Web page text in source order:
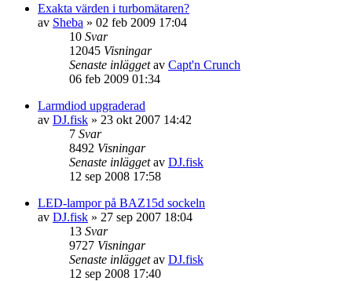
Exakta värden i turbomätaren?
av Sheba » 02 feb 2009 17:04
10 Svar
12045 Visningar
Senaste inläggetav Capt'n Crunch
06 feb 2009 01:34
Larmdiod upgraderad
av DJ.fisk » 23 okt 2007 14:42
7 Svar
8492 Visningar
Senaste inläggetav DJ.fisk
12 sep 2008 17:58
LED-lampor på BAZ15d sockeln
av DJ.fisk » 27 sep 2007 18:04
13 Svar
9727 Visningar
Senaste inläggetav DJ.fisk
12 sep 2008 17:40